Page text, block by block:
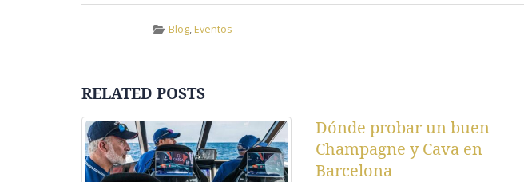
Blog, Eventos
RELATED POSTS
Dónde probar un buen
Champagne y Cava en
Barcelona